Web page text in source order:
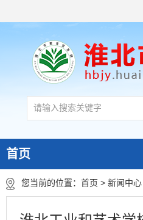
首页
您当前的位置： 首页 > 新闻中心